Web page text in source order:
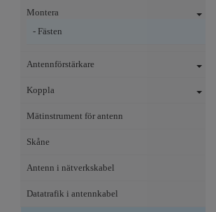
Montera
- Fästen
Antennförstärkare
Koppla
Mätinstrument för antenn
Skåne
Antenn i nätverkskabel
Datatrafik i antennkabel